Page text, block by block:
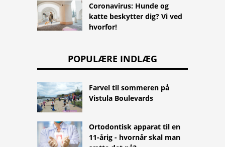
Coronavirus: Hunde og
katte beskytter dig? Vi ved
hvorfor!
POPULÆRE INDLÆG
Farvel til sommeren på
Vistula Boulevards
Ortodontisk apparat til en
11-årig - hvornår skal man